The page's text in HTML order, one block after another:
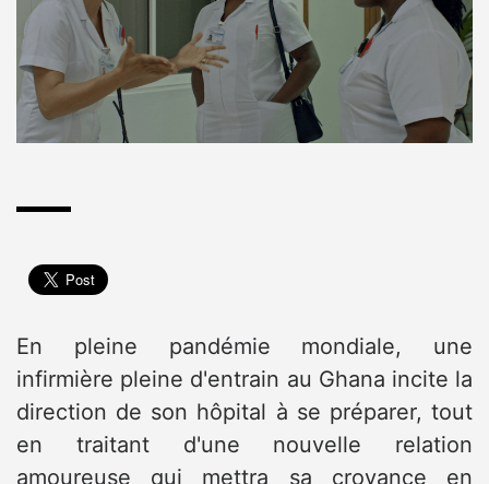
En pleine pandémie mondiale, une
infirmière pleine d'entrain au Ghana incite la
direction de son hôpital à se préparer, tout
en traitant d'une nouvelle relation
amoureuse qui mettra sa croyance en